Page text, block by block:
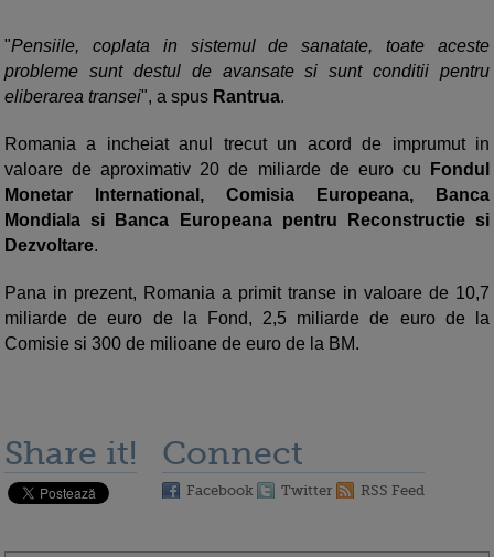
"Pensiile, coplata in sistemul de sanatate, toate aceste
probleme sunt destul de avansate si sunt conditii pentru
eliberarea transei", a spus Rantrua.
Romania a incheiat anul trecut un acord de imprumut in
valoare de aproximativ 20 de miliarde de euro cu Fondul
Monetar International, Comisia Europeana, Banca
Mondiala si Banca Europeana pentru Reconstructie si
Dezvoltare.
Pana in prezent, Romania a primit transe in valoare de 10,7
miliarde de euro de la Fond, 2,5 miliarde de euro de la
Comisie si 300 de milioane de euro de la BM.
Share it! Connect
Facebook Twitter RSS Feed